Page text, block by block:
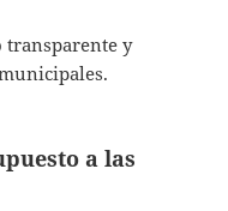
transparente y
a las